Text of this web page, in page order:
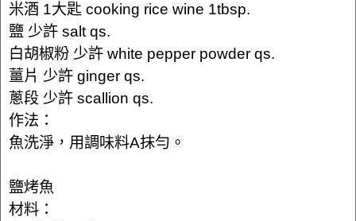
米酒 1大匙 cooking rice wine 1tbsp.
鹽 少許 salt qs.
白胡椒粉 少許 white pepper powder qs.
薑片 少許 ginger qs.
蔥段 少許 scallion qs.
作法：
魚洗淨，用調味料A抹勻。
鹽烤魚
材料：